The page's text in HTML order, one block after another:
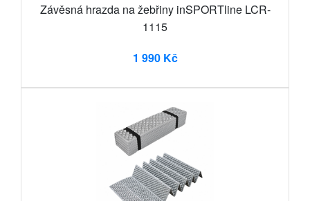
Závěsná hrazda na žebřiny inSPORTline LCR-
1115
1 990 Kč